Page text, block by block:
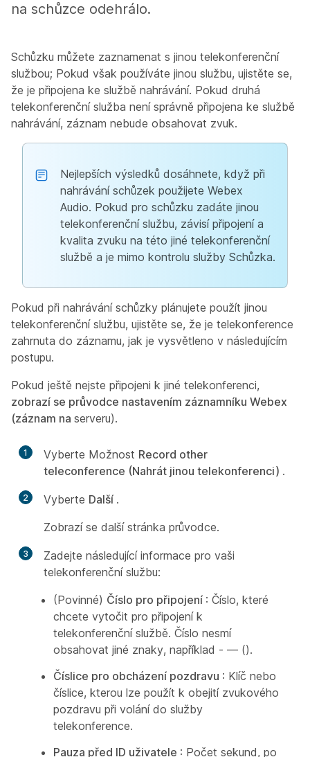
na schůzce odehrálo.
Schůzku můžete zaznamenat s jinou telekonferenční
službou; Pokud však používáte jinou službu, ujistěte se,
že je připojena ke službě nahrávání. Pokud druhá
telekonferenční služba není správně připojena ke službě
nahrávání, záznam nebude obsahovat zvuk.
Nejlepších výsledků dosáhnete, když při
nahrávání schůzek použijete Webex
Audio. Pokud pro schůzku zadáte jinou
telekonferenční službu, závisí připojení a
kvalita zvuku na této jiné telekonferenční
službě a je mimo kontrolu služby Schůzka.
Pokud při nahrávání schůzky plánujete použít jinou
telekonferenční službu, ujistěte se, že je telekonference
zahrnuta do záznamu, jak je vysvětleno v následujícím
postupu.
Pokud ještě nejste připojeni k jiné telekonferenci,
zobrazí se průvodce nastavením záznamníku Webex
(záznam na serveru).
1 Vyberte Možnost Record other
teleconference (Nahrát jinou telekonferenci) .
2 Vyberte Další .
Zobrazí se další stránka průvodce.
3
Zadejte následující informace pro vaši
telekonferenční službu:
(Povinné) Číslo pro připojení : Číslo, které
chcete vytočit pro připojení k
telekonferenční službě. Číslo nesmí
obsahovat jiné znaky, například - — ().
Číslice pro obcházení pozdravu : Klíč nebo
číslice, kterou lze použít k obejití zvukového
pozdravu při volání do služby
telekonference.
Pauza před ID uživatele : Počet sekund, po